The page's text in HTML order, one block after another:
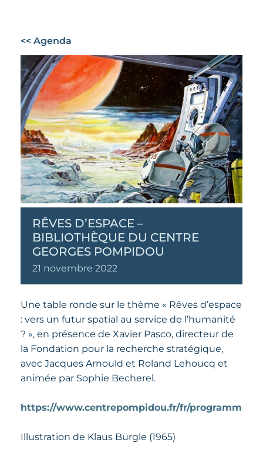
<< Agenda
RÊVES D’ESPACE –
BIBLIOTHÈQUE DU CENTRE
GEORGES POMPIDOU
21 novembre 2022
Une table ronde sur le thème « Rêves d’espace
: vers un futur spatial au service de l’humanité
? », en présence de Xavier Pasco, directeur de
la Fondation pour la recherche stratégique,
avec Jacques Arnould et Roland Lehoucq et
animée par Sophie Becherel.
https://www.centrepompidou.fr/fr/programme/
Illustration de Klaus Bürgle (1965)